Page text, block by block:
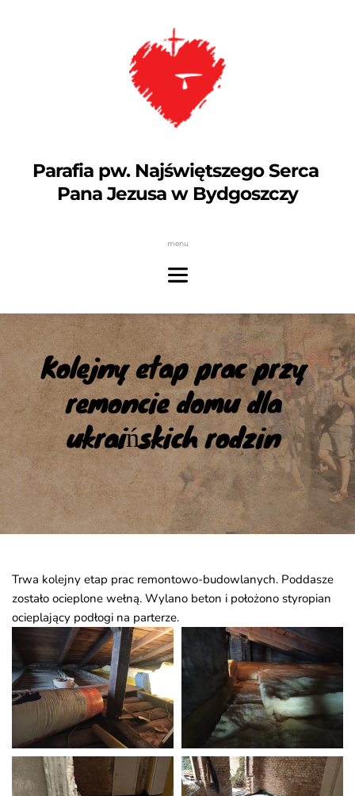
Parafia pw. Najświętszego Serca
Pana Jezusa w Bydgoszczy
menu
Kolejny etap prac przy
remoncie domu dla
ukraińskich rodzin
Trwa kolejny etap prac remontowo-budowlanych. Poddasze
zostało ocieplone wełną. Wylano beton i położono styropian
ocieplający podłogi na parterze.